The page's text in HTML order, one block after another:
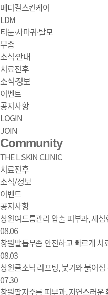
메디컬스킨케어
LDM
티눈·사마귀·탈모
무좀
소식·안내
치료전후
소식·정보
이벤트
공지사항
LOGIN
JOIN
Community
THE L SKIN CLINIC
치료전후
소식/정보
이벤트
공지사항
소식/정보 | 창
창원여드름관리 압출 피부과, 세심
08.06
창원발톱무좀 안전하고 빠르게 치
08.03
창원쿨소닉 리프팅, 붓기와 붉어
07.30
창원팔자주름 피부과, 자연스러운